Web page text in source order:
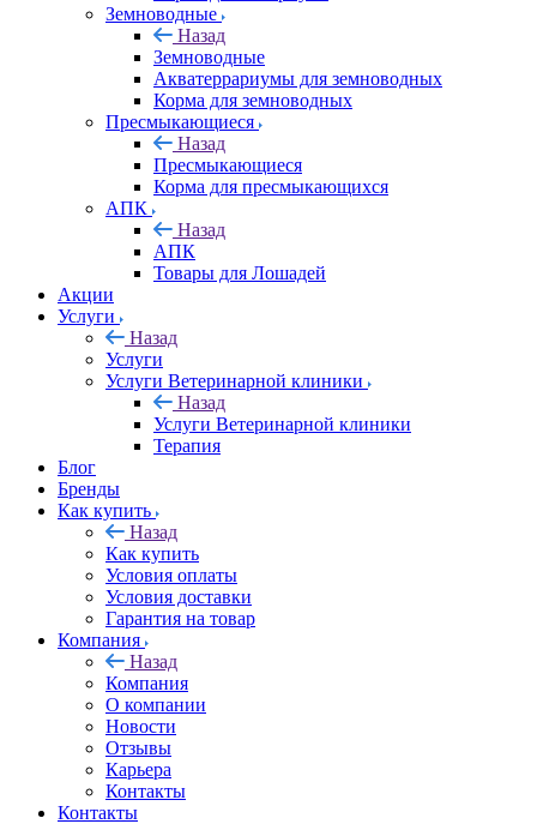
Земноводные
Назад
Земноводные
Акватеррариумы для земноводных
Корма для земноводных
Пресмыкающиеся
Назад
Пресмыкающиеся
Корма для пресмыкающихся
АПК
Назад
АПК
Товары для Лошадей
Акции
Услуги
Назад
Услуги
Услуги Ветеринарной клиники
Назад
Услуги Ветеринарной клиники
Терапия
Блог
Бренды
Как купить
Назад
Как купить
Условия оплаты
Условия доставки
Гарантия на товар
Компания
Назад
Компания
О компании
Новости
Отзывы
Карьера
Контакты
Контакты